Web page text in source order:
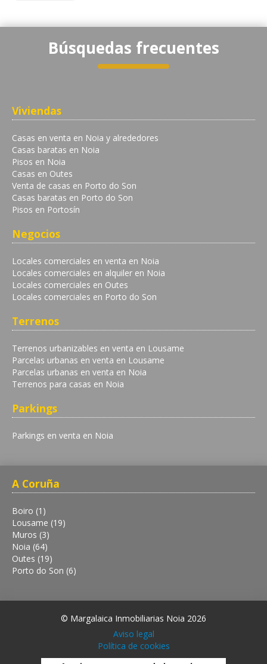
Búsquedas frecuentes
Viviendas
Casas en venta en Noia y alrededores
Casas baratas en Noia
Pisos en Noia
Casas en Outes
Venta de casas en Porto do Son
Casas baratas en Porto do Son
Pisos en Portosín
Negocios
Locales comerciales en venta en Noia
Locales comerciales en alquiler en Noia
Locales comerciales en Outes
Locales comerciales en Porto do Son
Terrenos
Terrenos urbanizables en venta en Lousame
Parcelas urbanas en venta en Lousame
Parcelas urbanas en venta en Noia
Terrenos para casas en Noia
Parkings
Parkings en venta en Noia
A Coruña
Boiro (1)
Lousame (19)
Muros (3)
Noia (64)
Outes (19)
Porto do Son (6)
© Margalaica Inmobiliarias Noia 2026
Aviso legal
Política de cookies